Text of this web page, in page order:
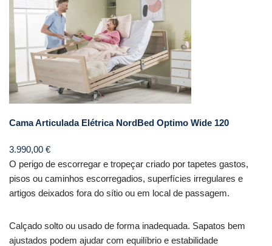
Cama Articulada Elétrica NordBed Optimo Wide 120
3.990,00 €
O perigo de escorregar e tropeçar criado por tapetes gastos,
pisos ou caminhos escorregadios, superfícies irregulares e
artigos deixados fora do sítio ou em local de passagem.
Calçado solto ou usado de forma inadequada. Sapatos bem
ajustados podem ajudar com equilíbrio e estabilidade